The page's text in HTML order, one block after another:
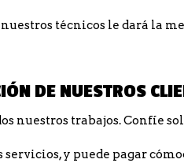
técnicos le dará la
DE NUESTROS
nuestros trabajos. Confíe
y puede pagar